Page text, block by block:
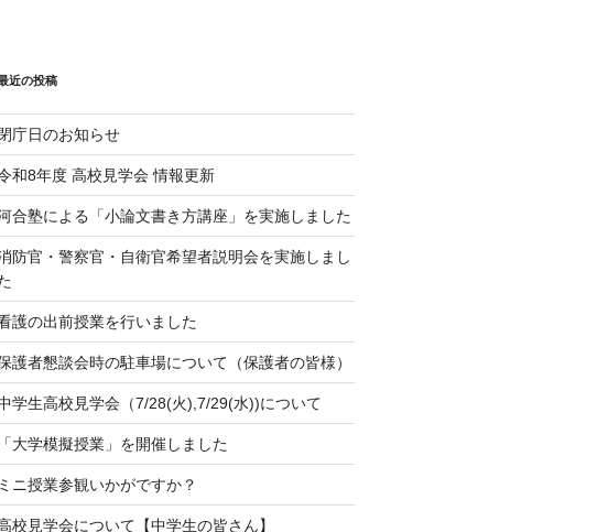
近の投稿
閉庁日のお知らせ
和8年度 高校見学会 情報更新
合塾による「小論文書き方講座」を実施しました
防官・警察官・自衛官希望者説明会を実施しまし
護の出前授業を行いました
護者懇談会時の駐車場について（保護者の皆様）
学生高校見学会（7/28(火),7/29(水))について
「大学模擬授業」を開催しました
ミニ授業参観いかがですか？
校見学会について【中学生の皆さん】